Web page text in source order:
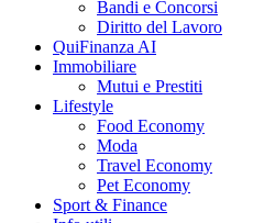
Bandi e Concorsi
Diritto del Lavoro
QuiFinanza AI
Immobiliare
Mutui e Prestiti
Lifestyle
Food Economy
Moda
Travel Economy
Pet Economy
Sport & Finance